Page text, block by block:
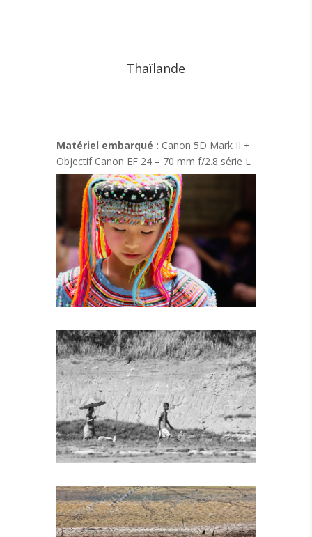
Thaïlande
Matériel embarqué : Canon 5D Mark II +
Objectif Canon EF 24 – 70 mm f/2.8 série L